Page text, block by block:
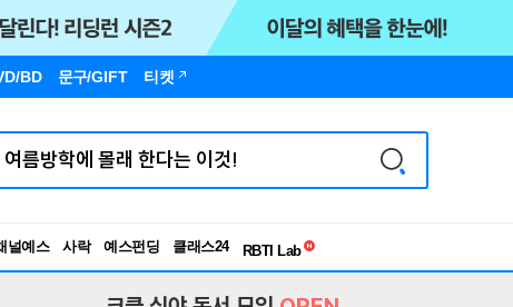
BD 문구/GIFT 티켓
널예스 사락 예스펀딩 클래스24
RBTI Lab
독서유형검사